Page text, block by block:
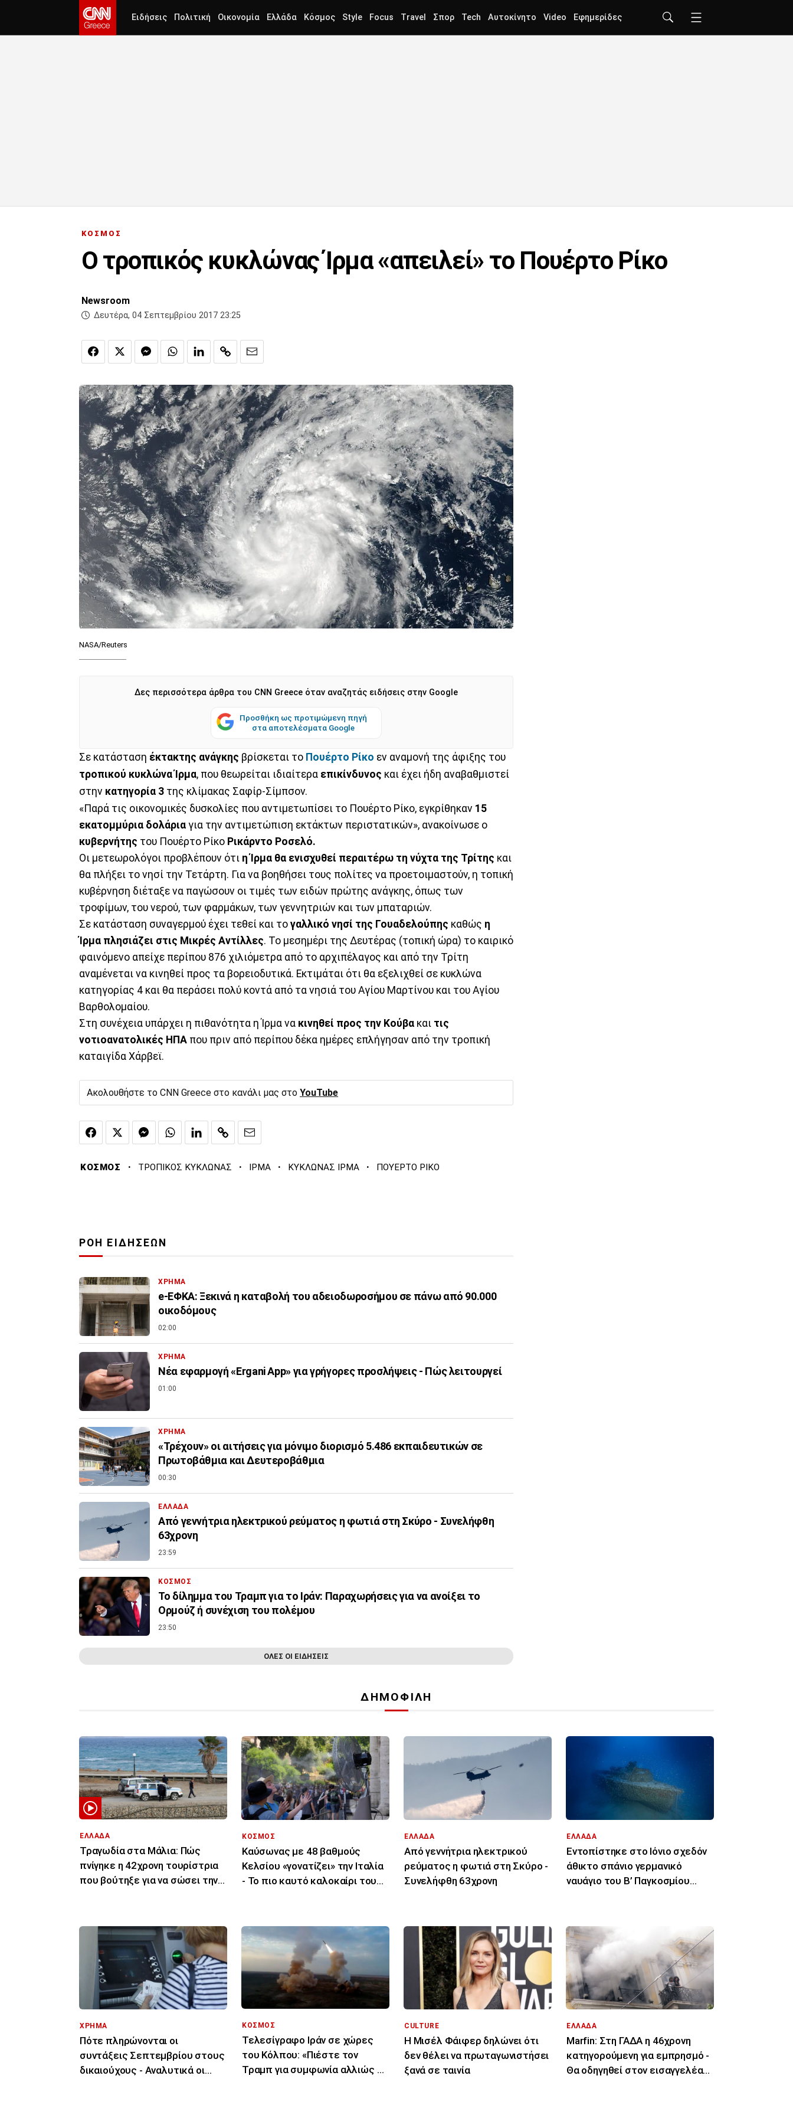
Ειδήσεις Πολιτική Οικονομία Ελλάδα Κόσμος Style Focus Travel Σπορ Tech Αυτοκίνητο Video Εφημερίδες
ΚΟΣΜΟΣ
O τροπικός κυκλώνας Ίρμα «απειλεί» το Πουέρτο Ρίκο
Newsroom
Δευτέρα, 04 Σεπτεμβρίου 2017 23:25
NASA/Reuters
Δες περισσότερα άρθρα του CNN Greece όταν αναζητάς ειδήσεις στην Google
Προσθήκη ως προτιμώμενη πηγή
στα αποτελέσματα Google
Σε κατάσταση έκτακτης ανάγκης βρίσκεται το Πουέρτο Ρίκο εν αναμονή της άφιξης του
τροπικού κυκλώνα Ίρμα, που θεωρείται ιδιαίτερα επικίνδυνος και έχει ήδη αναβαθμιστεί
στην κατηγορία 3 της κλίμακας Σαφίρ-Σίμπσον.
«Παρά τις οικονομικές δυσκολίες που αντιμετωπίσει το Πουέρτο Ρίκο, εγκρίθηκαν 15
εκατομμύρια δολάρια για την αντιμετώπιση εκτάκτων περιστατικών», ανακοίνωσε ο
κυβερνήτης του Πουέρτο Ρίκο Ρικάρντο Ροσελό.
Οι μετεωρολόγοι προβλέπουν ότι η Ίρμα θα ενισχυθεί περαιτέρω τη νύχτα της Τρίτης και
θα πλήξει το νησί την Τετάρτη. Για να βοηθήσει τους πολίτες να προετοιμαστούν, η τοπική
κυβέρνηση διέταξε να παγώσουν οι τιμές των ειδών πρώτης ανάγκης, όπως των
τροφίμων, του νερού, των φαρμάκων, των γεννητριών και των μπαταριών.
Σε κατάσταση συναγερμού έχει τεθεί και το γαλλικό νησί της Γουαδελούπης καθώς η
Ίρμα πλησιάζει στις Μικρές Αντίλλες. Το μεσημέρι της Δευτέρας (τοπική ώρα) το καιρικό
φαινόμενο απείχε περίπου 876 χιλιόμετρα από το αρχιπέλαγος και από την Τρίτη
αναμένεται να κινηθεί προς τα βορειοδυτικά. Εκτιμάται ότι θα εξελιχθεί σε κυκλώνα
κατηγορίας 4 και θα περάσει πολύ κοντά από τα νησιά του Αγίου Μαρτίνου και του Αγίου
Βαρθολομαίου.
Στη συνέχεια υπάρχει η πιθανότητα η Ίρμα να κινηθεί προς την Κούβα και τις
νοτιοανατολικές ΗΠΑ που πριν από περίπου δέκα ημέρες επλήγησαν από την τροπική
καταιγίδα Χάρβεϊ.
Ακολουθήστε το CNN Greece στο κανάλι μας στο YouTube
ΚΟΣΜΟΣ · ΤΡΟΠΙΚΟΣ ΚΥΚΛΩΝΑΣ · ΙΡΜΑ · ΚΥΚΛΩΝΑΣ ΙΡΜΑ · ΠΟΥΕΡΤΟ ΡΙΚΟ
ΡΟΗ ΕΙΔΗΣΕΩΝ
ΧΡΗΜΑ
e-ΕΦΚΑ: Ξεκινά η καταβολή του αδειοδωροσήμου σε πάνω από 90.000
οικοδόμους
02:00
ΧΡΗΜΑ
Νέα εφαρμογή «Ergani App» για γρήγορες προσλήψεις - Πώς λειτουργεί
01:00
ΧΡΗΜΑ
«Τρέχουν» οι αιτήσεις για μόνιμο διορισμό 5.486 εκπαιδευτικών σε
Πρωτοβάθμια και Δευτεροβάθμια
00:30
ΕΛΛΑΔΑ
Από γεννήτρια ηλεκτρικού ρεύματος η φωτιά στη Σκύρο - Συνελήφθη
63χρονη
23:59
ΚΟΣΜΟΣ
Το δίλημμα του Τραμπ για το Ιράν: Παραχωρήσεις για να ανοίξει το
Ορμούζ ή συνέχιση του πολέμου
23:50
ΟΛΕΣ ΟΙ ΕΙΔΗΣΕΙΣ
ΔΗΜΟΦΙΛΗ
ΕΛΛΑΔΑ
Τραγωδία στα Μάλια: Πώς
πνίγηκε η 42χρονη τουρίστρια
που βούτηξε για να σώσει την
ΚΟΣΜΟΣ
Καύσωνας με 48 βαθμούς
Κελσίου «γονατίζει» την Ιταλία
- Το πιο καυτό καλοκαίρι του
ΕΛΛΑΔΑ
Από γεννήτρια ηλεκτρικού
ρεύματος η φωτιά στη Σκύρο -
Συνελήφθη 63χρονη
ΕΛΛΑΔΑ
Εντοπίστηκε στο Ιόνιο σχεδόν
άθικτο σπάνιο γερμανικό
ναυάγιο του Β’ Παγκοσμίου
ΧΡΗΜΑ
Πότε πληρώνονται οι
συντάξεις Σεπτεμβρίου στους
δικαιούχους - Αναλυτικά οι
ΚΟΣΜΟΣ
Τελεσίγραφο Ιράν σε χώρες
του Κόλπου: «Πιέστε τον
Τραμπ για συμφωνία αλλιώς θα
CULTURE
Η Μισέλ Φάιφερ δηλώνει ότι
δεν θέλει να πρωταγωνιστήσει
ξανά σε ταινία
ΕΛΛΑΔΑ
Marfin: Στη ΓΑΔΑ η 46χρονη
κατηγορούμενη για εμπρησμό -
Θα οδηγηθεί στον εισαγγελέα